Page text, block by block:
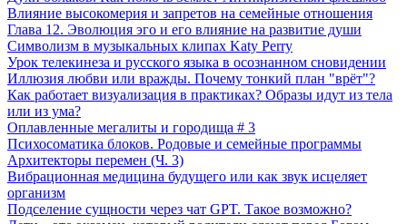
Влияние высокомерия и запретов на семейные отношения
Глава 12. Эволюция эго и его влияние на развитие души
Символизм в музыкальных клипах Katy Perry
Урок телекинеза и русского языка в осознанном сновидении
Иллюзия любви или вражды. Почему тонкий план "врёт"?
Как работает визуализация в практиках? Образы идут из тела
или из ума?
Оплавленные мегалиты и городища # 3
Психосоматика блоков. Родовые и семейные программы
Архитекторы перемен (Ч. 3)
Вибрационная медицина будущего или как звук исцеляет
организм
Подселение сущности через чат GPT. Такое возможно?